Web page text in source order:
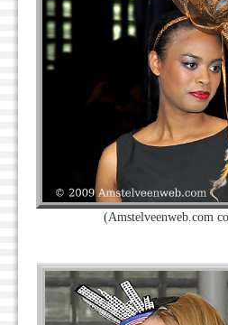
(Amstelveenweb.com